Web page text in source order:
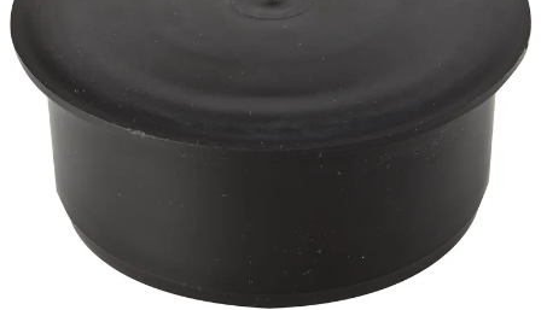
Mira 4400 multicoat
membran 15kg
1 155
Ekspansjonsbånd til
avrettningsmasse 25 m
149
10+ stk